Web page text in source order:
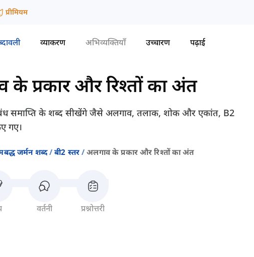
प्रीमियम
व्याकरण अभिव्यक्तियाँ उच्चारण पढ़ाई
के प्रकार और रिश्तों का अंत
समाप्ति के शब्द सीखेंगे जैसे अलगाव, तलाक, शोक और एकांत, B2
गए।
जर्मन शब्द बी2 स्तर अलगाव के प्रकार और रिश्तों का अंत
वर्तनी प्रश्नोत्तरी